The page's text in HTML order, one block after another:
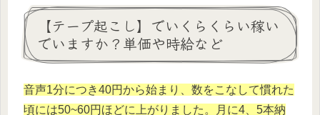
【テープ起こし】でいくらくらい稼い
でいますか？単価や時給など
音声1分につき40円から始まり、数をこなして慣れた
頃には50~60円ほどに上がりました。月に4、5本納